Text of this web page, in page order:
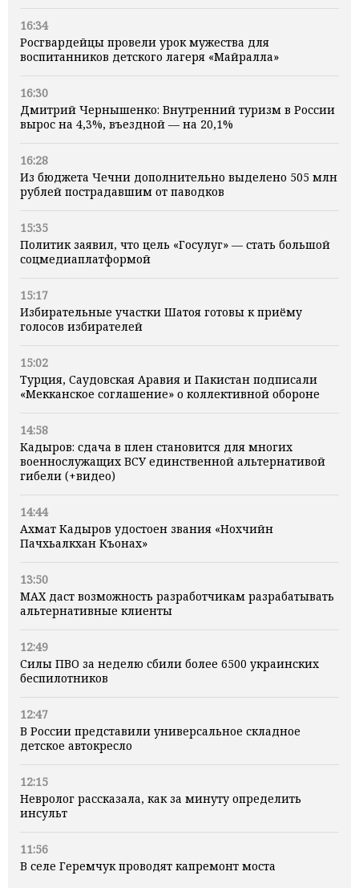
16:34
Росгвардейцы провели урок мужества для
воспитанников детского лагеря «Майралла»
16:30
Дмитрий Чернышенко: Внутренний туризм в России
вырос на 4,3%, въездной — на 20,1%
16:28
Из бюджета Чечни дополнительно выделено 505 млн
рублей пострадавшим от паводков
15:35
Политик заявил, что цель «Госулуг» — стать большой
соцмедиаплатформой
15:17
Избирательные участки Шатоя готовы к приёму
голосов избирателей
15:02
Турция, Саудовская Аравия и Пакистан подписали
«Мекканское соглашение» о коллективной обороне
14:58
Кадыров: сдача в плен становится для многих
военнослужащих ВСУ единственной альтернативой
гибели (+видео)
14:44
Ахмат Кадыров удостоен звания «Нохчийн
Пачхьалкхан Къонах»
13:50
MAX даст возможность разработчикам разрабатывать
альтернативные клиенты
12:49
Силы ПВО за неделю сбили более 6500 украинских
беспилотников
12:47
В России представили универсальное складное
детское автокресло
12:15
Невролог рассказала, как за минуту определить
инсульт
11:56
В селе Геремчук проводят капремонт моста